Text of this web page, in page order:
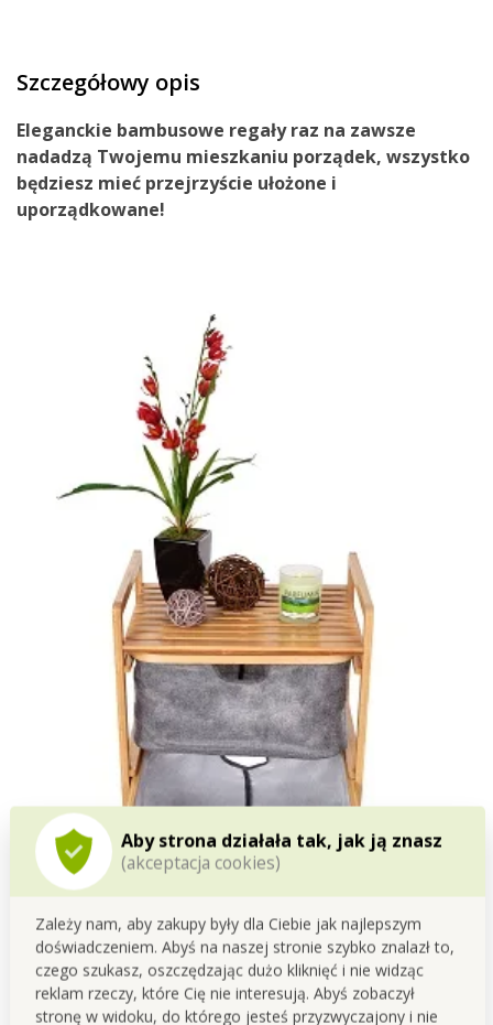
Aby strona działała tak, jak ją znasz
(akceptacja cookies)
Zależy nam, aby zakupy były dla Ciebie jak najlepszym
doświadczeniem. Abyś na naszej stronie szybko znalazł to,
czego szukasz, oszczędzając dużo kliknięć i nie widząc
reklam rzeczy, które Cię nie interesują. Abyś zobaczył
stronę w widoku, do którego jesteś przyzwyczajony i nie
Szczegółowy opis
Eleganckie bambusowe regałyraz na zawsze
nadadzą Twojemu mieszkaniu porządek, wszystko
będziesz mieć przejrzyście ułożone i
uporządkowane!